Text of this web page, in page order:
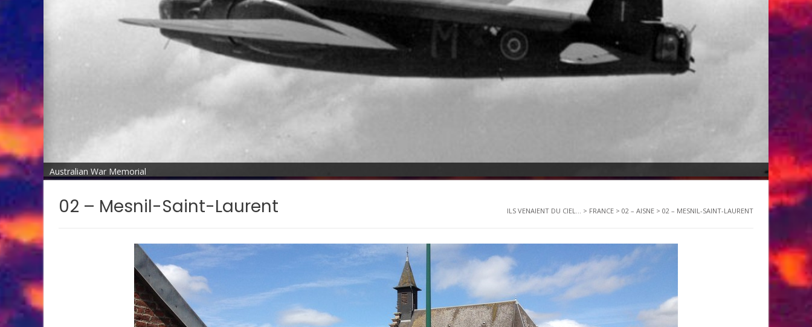
Australian War Memorial
02 – Mesnil-Saint-Laurent ILS VENAIENT DU CIEL... > FRANCE > 02 – AISNE > 02 – MESNIL-SAINT-LAURENT